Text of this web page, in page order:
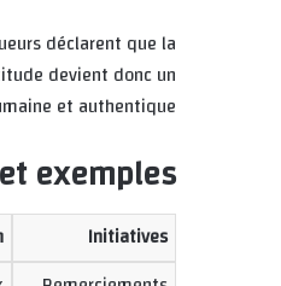
déclarent que la
devient donc un
et authentique.
exemples
Initiatives